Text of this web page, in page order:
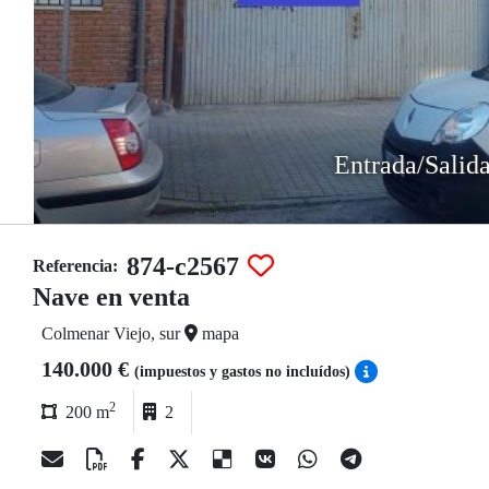
Entrada/
Referencia: 874-c2567
Nave en venta
Colmenar Viejo, sur mapa
140.000 € (impuestos y gastos no incluídos)
200 m2 2